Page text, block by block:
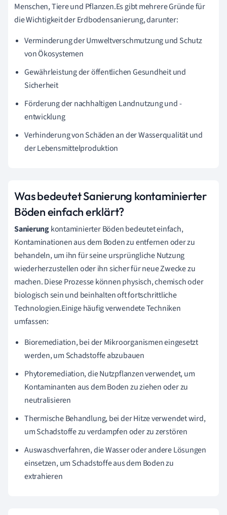
Menschen, Tiere und Pflanzen.Es gibt mehrere Gründe für
die Wichtigkeit der Erdbodensanierung, darunter:
Verminderung der Umweltverschmutzung und Schutz
von Ökosystemen
Gewährleistung der öffentlichen Gesundheit und
Sicherheit
Förderung der nachhaltigen Landnutzung und -
entwicklung
Verhinderung von Schäden an der Wasserqualität und
der Lebensmittelproduktion
Was bedeutet Sanierung kontaminierter
Böden einfach erklärt?
Sanierungkontaminierter Böden bedeutet einfach,
Kontaminationen aus dem Boden zu entfernen oder zu
behandeln, um ihn für seine ursprüngliche Nutzung
wiederherzustellen oder ihn sicher für neue Zwecke zu
machen. Diese Prozesse können physisch, chemisch oder
biologisch sein und beinhalten oft fortschrittliche
Technologien.Einige häufig verwendete Techniken
umfassen:
Bioremediation, bei der Mikroorganismen eingesetzt
werden, um Schadstoffe abzubauen
Phytoremediation, die Nutzpflanzen verwendet, um
Kontaminanten aus dem Boden zu ziehen oder zu
neutralisieren
Thermische Behandlung, bei der Hitze verwendet wird,
um Schadstoffe zu verdampfen oder zu zerstören
Auswaschverfahren, die Wasser oder andere Lösungen
einsetzen, um Schadstoffe aus dem Boden zu
extrahieren